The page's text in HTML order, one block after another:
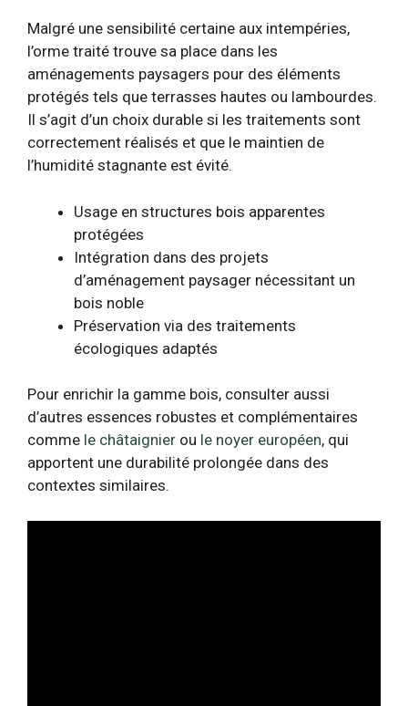
Malgré une sensibilité certaine aux intempéries,
l’orme traité trouve sa place dans les
aménagements paysagers pour des éléments
protégés tels que terrasses hautes ou lambourdes.
Il s’agit d’un choix durable si les traitements sont
correctement réalisés et que le maintien de
l’humidité stagnante est évité.
Usage en structures bois apparentes
protégées
Intégration dans des projets
d’aménagement paysager nécessitant un
bois noble
Préservation via des traitements
écologiques adaptés
Pour enrichir la gamme bois, consulter aussi
d’autres essences robustes et complémentaires
comme le châtaignier ou le noyer européen, qui
apportent une durabilité prolongée dans des
contextes similaires.